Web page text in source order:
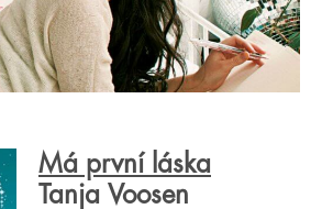
Má první láska
Tanja Voosen